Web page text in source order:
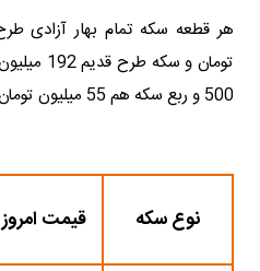
500 و ربع سکه هم 55 میلیون تومان قیمت گذاری شدند.
نوع سکه قیمت امروز